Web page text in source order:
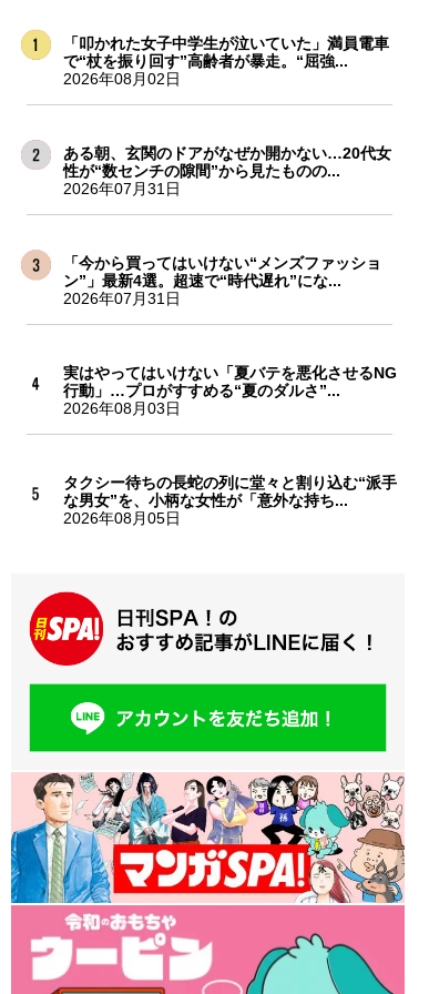
「叩かれた女子中学生が泣いていた」満員電車
で“杖を振り回す”高齢者が暴走。“屈強...
2026年08月02日
ある朝、玄関のドアがなぜか開かない…20代女
性が“数センチの隙間”から見たものの...
2026年07月31日
「今から買ってはいけない“メンズファッショ
ン”」最新4選。超速で“時代遅れ”にな...
2026年07月31日
実はやってはいけない「夏バテを悪化させるNG
行動」…プロがすすめる“夏のダルさ”...
2026年08月03日
タクシー待ちの長蛇の列に堂々と割り込む“派手
な男女”を、小柄な女性が「意外な持ち...
2026年08月05日